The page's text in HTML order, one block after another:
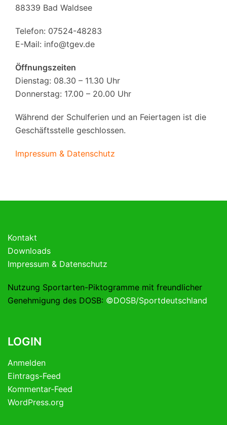
88339 Bad Waldsee
Telefon: 07524-48283
E-Mail: info@tgev.de
Öffnungszeiten
Dienstag: 08.30 – 11.30 Uhr
Donnerstag: 17.00 – 20.00 Uhr
Während der Schulferien und an Feiertagen ist die
Geschäftsstelle geschlossen.
Impressum & Datenschutz
Kontakt
Downloads
Impressum & Datenschutz
Nutzung Sportarten-Piktogramme mit freundlicher
Genehmigung des DOSB: ©DOSB/Sportdeutschland
LOGIN
Anmelden
Eintrags-Feed
Kommentar-Feed
WordPress.org